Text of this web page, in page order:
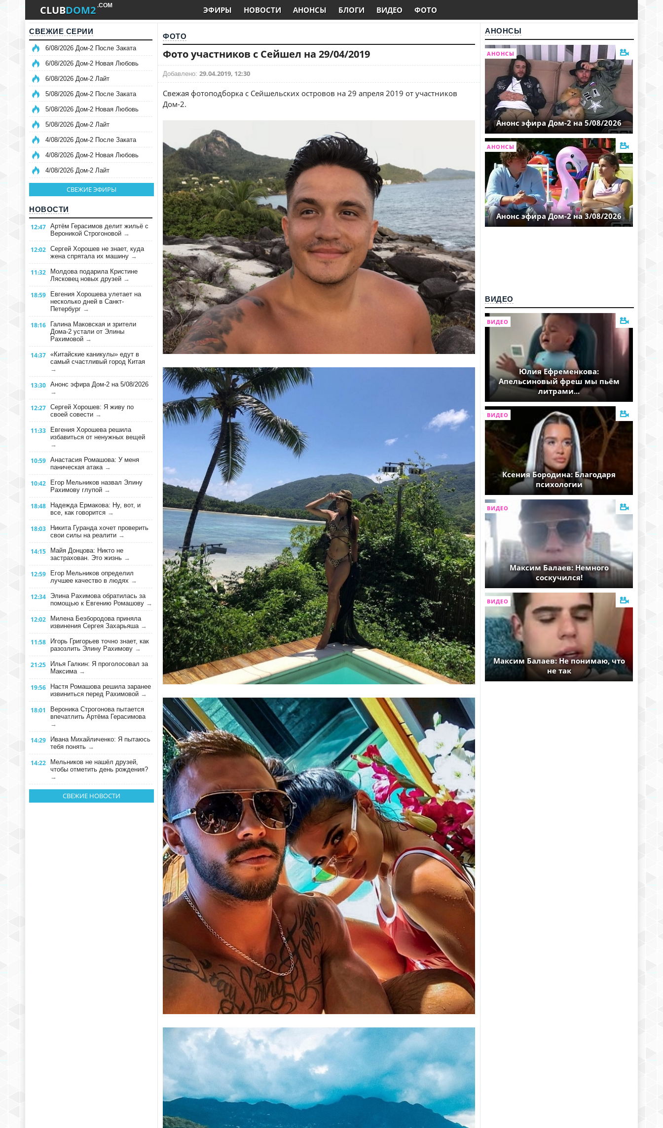
CLUBDOM2 .COM ЭФИРЫ НОВОСТИ АНОНСЫ БЛОГИ ВИДЕО ФОТО
СВЕЖИЕ СЕРИИ
6/08/2026 Дом-2 После Заката
6/08/2026 Дом-2 Новая Любовь
6/08/2026 Дом-2 Лайт
5/08/2026 Дом-2 После Заката
5/08/2026 Дом-2 Новая Любовь
5/08/2026 Дом-2 Лайт
4/08/2026 Дом-2 После Заката
4/08/2026 Дом-2 Новая Любовь
4/08/2026 Дом-2 Лайт
СВЕЖИЕ ЭФИРЫ
НОВОСТИ
12:47 Артём Герасимов делит жильё с
Вероникой Строгоновой →
12:02 Сергей Хорошев не знает, куда
жена спрятала их машину →
11:32
Молдова подарила Кристине
Лясковец новых друзей →
18:59
Евгения Хорошева улетает на
несколько дней в Санкт-
Петербург →
18:16
Галина Маковская и зрители
Дома-2 устали от Элины
Рахимовой →
14:37 «Китайские каникулы» едут в
самый счастливый город Китая
→
13:30 Анонс эфира Дом-2 на 5/08/2026
→
12:27 Сергей Хорошев: Я живу по
своей совести →
11:33
Евгения Хорошева решила
избавиться от ненужных вещей
→
10:59 Анастасия Ромашова: У меня
паническая атака →
10:42
Егор Мельников назвал Элину
Рахимову глупой →
18:48
Надежда Ермакова: Ну, вот, и
все, как говорится →
18:03
Никита Гуранда хочет проверить
свои силы на реалити →
14:15
Майя Донцова: Никто не
застрахован. Это жизнь →
12:59
Егор Мельников определил
лучшее качество в людях →
12:34
Элина Рахимова обратилась за
помощью к Евгению Ромашову →
12:02
Милена Безбородова приняла
извинения Сергея Захарьяша →
11:58
Игорь Григорьев точно знает, как
разозлить Элину Рахимову →
21:25
Илья Галкин: Я проголосовал за
Максима →
19:56
Настя Ромашова решила заранее
извиниться перед Рахимовой →
18:01
Вероника Строгонова пытается
впечатлить Артёма Герасимова
→
14:29
Ивана Михайличенко: Я пытаюсь
тебя понять →
14:22
Мельников не нашёл друзей,
чтобы отметить день рождения?
→
СВЕЖИЕ НОВОСТИ
ФОТО
Фото участников с Сейшел на 29/04/2019
Добавлено: 29.04.2019, 12:30
Свежая фотоподборка с Сейшельских островов на 29 апреля 2019 от участников
Дом-2.
АНОНСЫ
АНОНСЫ
Анонс эфира Дом-2 на 5/08/2026
АНОНСЫ
Анонс эфира Дом-2 на 3/08/2026
ВИДЕО
ВИДЕО
Юлия Ефременкова:
Апельсиновый фреш мы пьём
литрами...
ВИДЕО
Ксения Бородина: Благодаря
психологии
ВИДЕО
Максим Балаев: Немного
соскучился!
ВИДЕО
Максим Балаев: Не понимаю, что
не так